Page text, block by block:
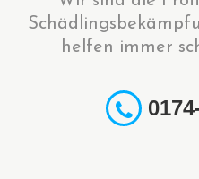
helfen immer